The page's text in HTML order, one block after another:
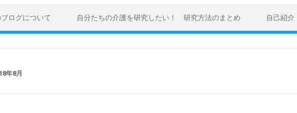
ブログについて 自分たちの介護を研究したい！ 研究方法のまとめ 自己紹介
年8月